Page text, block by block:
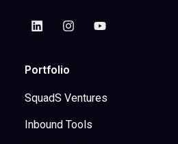
Portfolio
SquadS Ventures
Inbound Tools